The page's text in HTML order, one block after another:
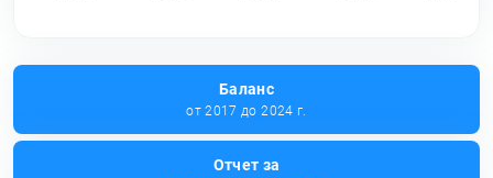
Баланс
от 2017 до 2024 г.
Отчет за